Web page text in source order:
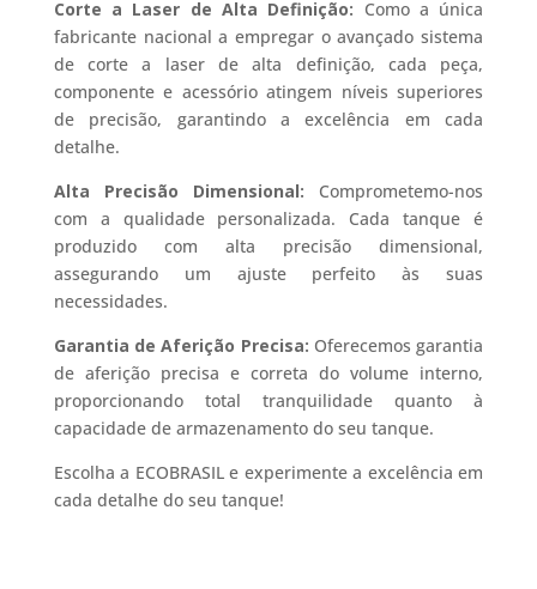
Corte a Laser de Alta Definição: Como a única
fabricante nacional a empregar o avançado sistema
de corte a laser de alta definição, cada peça,
componente e acessório atingem níveis superiores
de precisão, garantindo a excelência em cada
detalhe.
Alta Precisão Dimensional: Comprometemo-nos
com a qualidade personalizada. Cada tanque é
produzido com alta precisão dimensional,
assegurando um ajuste perfeito às suas
necessidades.
Garantia de Aferição Precisa: Oferecemos garantia
de aferição precisa e correta do volume interno,
proporcionando total tranquilidade quanto à
capacidade de armazenamento do seu tanque.
Escolha a ECOBRASIL e experimente a excelência em
cada detalhe do seu tanque!